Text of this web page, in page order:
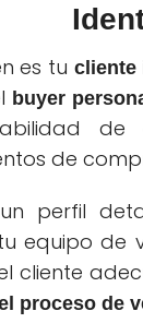
es tu cliente
buyer
de
de
perfil
equipo de
cliente
proceso de